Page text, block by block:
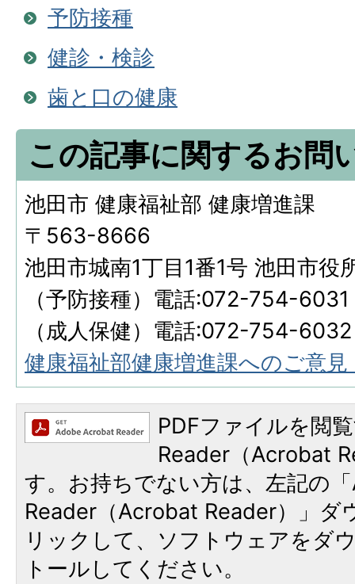
予防接種
健診・検診
歯と口の健康
この記事に関するお問
池田市 健康福祉部 健康増進課
〒563-8666
池田市城南1丁目1番1号 池田市役
（予防接種）電話:072-754-6031
​​​​​​​（成人保健）電話:072-754-6032
健康福祉部健康増進課へのご意
PDFファイルを閲
Reader（Acrobat
す。お持ちでない方は、左記の
Reader（Acrobat Reader）」ダ
リックして、ソフトウェアをダ
トールしてください。